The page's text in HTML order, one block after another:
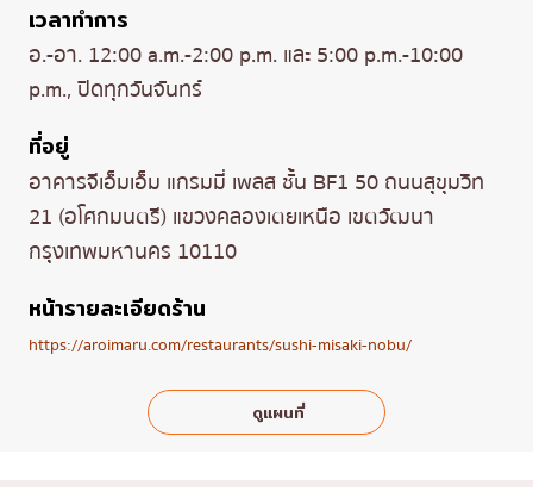
เวลาทำการ
อ.-อา. 12:00 a.m.-2:00 p.m. และ 5:00 p.m.-10:00
p.m., ปิดทุกวันจันทร์
ที่อยู่
อาคารจีเอ็มเอ็ม แกรมมี่ เพลส ชั้น BF1 50 ถนนสุขุมวิท
21 (อโศกมนตรี) แขวงคลองเตยเหนือ เขตวัฒนา
กรุงเทพมหานคร 10110
หน้ารายละเอียดร้าน
https://aroimaru.com/restaurants/sushi-misaki-nobu/
ดูแผนที่